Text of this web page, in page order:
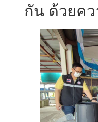
กัน ด้วยค